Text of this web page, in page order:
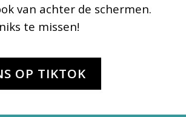
van achter de schermen.
te missen!
OP TIKTOK